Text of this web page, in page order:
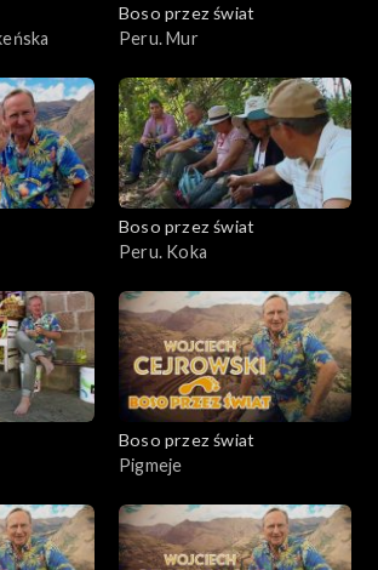
Boso przez świat
Peru. Mur
Boso przez świat
Peru. Koka
Boso przez świat
Pigmeje